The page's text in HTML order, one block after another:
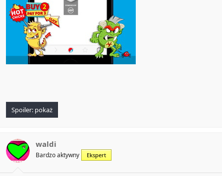
Spoiler: pokaż
waldi
Bardzo aktywny Ekspert